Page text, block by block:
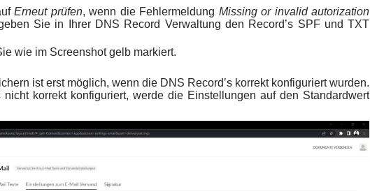
Erneut prüfen, wenn die Fehlermeldung Missing or invalid autorization
Sie in Ihrer DNS Record Verwaltung den Record’s SPF und TXT
wie im Screenshot gelb markiert.
ist erst möglich, wenn die DNS Record’s korrekt konfiguriert wurden.
nicht korrekt konfiguriert, werde die Einstellungen auf den Standardwert